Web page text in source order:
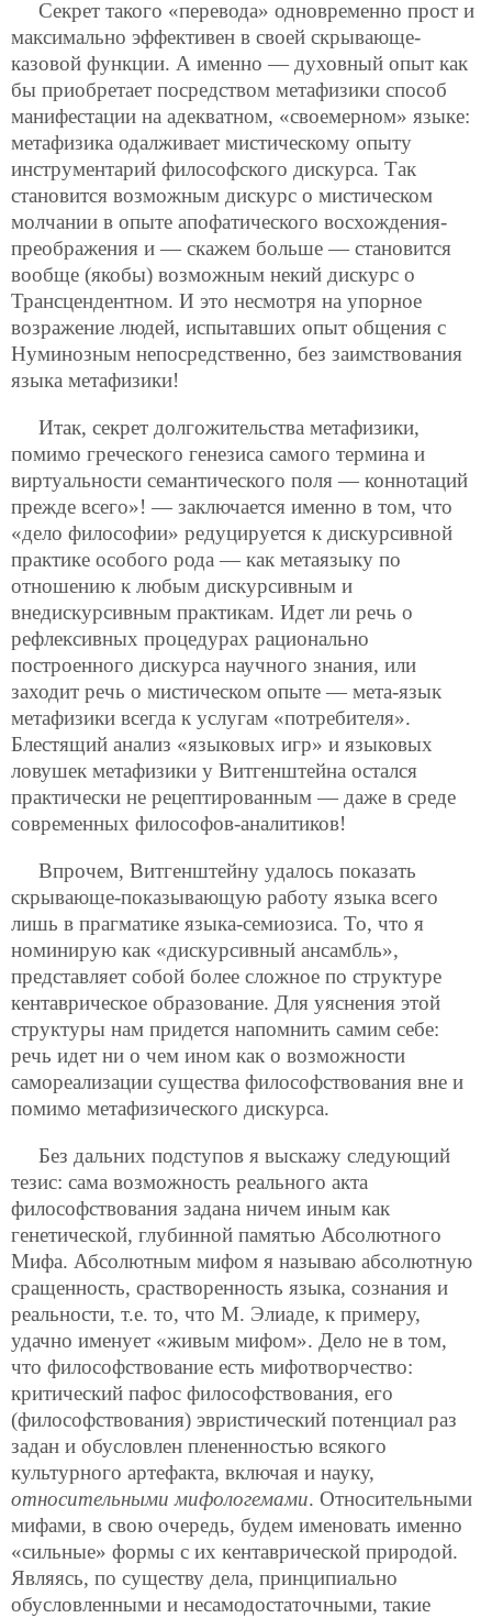
Секрет такого «перевода» одновременно прост и
максимально эффективен в своей скрывающе-
казовой функции. А именно — духовный опыт как
бы приобретает посредством метафизики способ
манифестации на адекватном, «своемерном» языке:
метафизика одалживает мистическому опыту
инструментарий философского дискурса. Так
становится возможным дискурс о мистическом
молчании в опыте апофатического восхождения-
преображения и — скажем больше — становится
вообще (якобы) возможным некий дискурс о
Трансцендентном. И это несмотря на упорное
возражение людей, испытавших опыт общения с
Нуминозным непосредственно, без заимствования
языка метафизики!
Итак, секрет долгожительства метафизики,
помимо греческого генезиса самого термина и
виртуальности семантического поля — коннотаций
прежде всего»! — заключается именно в том, что
«дело философии» редуцируется к дискурсивной
практике особого рода — как метаязыку по
отношению к любым дискурсивным и
внедискурсивным практикам. Идет ли речь о
рефлексивных процедурах рационально
построенного дискурса научного знания, или
заходит речь о мистическом опыте — мета-язык
метафизики всегда к услугам «потребителя».
Блестящий анализ «языковых игр» и языковых
ловушек метафизики у Витгенштейна остался
практически не рецептированным — даже в среде
современных философов-аналитиков!
Впрочем, Витгенштейну удалось показать
скрывающе-показывающую работу языка всего
лишь в прагматике языка-семиозиса. То, что я
номинирую как «дискурсивный ансамбль»,
представляет собой более сложное по структуре
кентаврическое образование. Для уяснения этой
структуры нам придется напомнить самим себе:
речь идет ни о чем ином как о возможности
самореализации существа философствования вне и
помимо метафизического дискурса.
Без дальних подступов я выскажу следующий
тезис: сама возможность реального акта
философствования задана ничем иным как
генетической, глубинной памятью Абсолютного
Мифа. Абсолютным мифом я называю абсолютную
сращенность, срастворенность языка, сознания и
реальности, т.е. то, что М. Элиаде, к примеру,
удачно именует «живым мифом». Дело не в том,
что философствование есть мифотворчество:
критический пафос философствования, его
(философствования) эвристический потенциал раз
задан и обусловлен плененностью всякого
культурного артефакта, включая и науку,
относительными мифологемами. Относительными
мифами, в свою очередь, будем именовать именно
«сильные» формы с их кентаврической природой.
Являясь, по существу дела, принципиально
обусловленными и несамодостаточными, такие